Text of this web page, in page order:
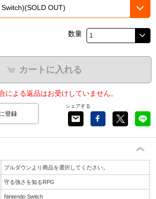
スター!!
ン
数量
カートに入れる
による返品はお受けしていません。
登録
シェアする
プルダウンより商品を選択してください。
守る強さを知るRPG
Nintendo Switch